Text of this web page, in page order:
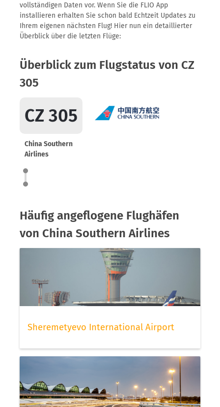
vollständigen Daten vor. Wenn Sie die FLIO App
installieren erhalten Sie schon bald Echtzeit Updates zu
Ihrem eigenen nächsten Flug! Hier nun ein detaillierter
Überblick über die letzten Flüge:
Überblick zum Flugstatus von CZ
305
CZ 305
China Southern
Airlines
Häufig angeflogene Flughäfen
von China Southern Airlines
Sheremetyevo International Airport